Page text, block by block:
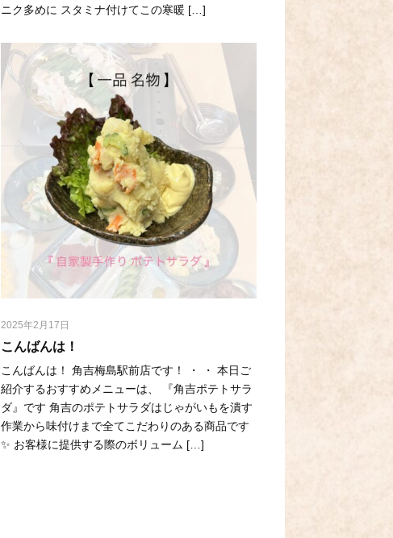
ニク多めに スタミナ付けてこの寒暖 […]
2025年2月17日
こんばんは！
こんばんは！ 角吉梅島駅前店です！ ・ ・ 本日ご
紹介するおすすめメニューは、 『角吉ポテトサラ
ダ』です 角吉のポテトサラダはじゃがいもを潰す
作業から味付けまで全てこだわりのある商品です
✨ お客様に提供する際のボリューム […]